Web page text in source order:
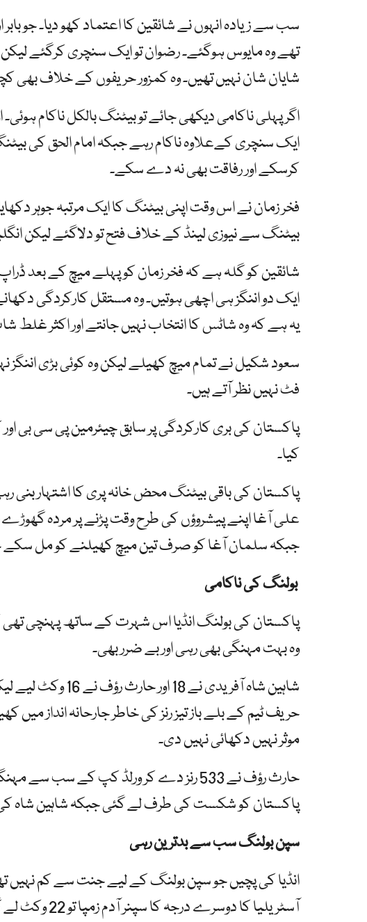
سب سے زیادہ انہوں نے شائقین کا اعتماد کھو دیا۔ جو
تھے وہ مایوس ہوگئے۔ رضوان تو ایک سنچری کرگئے
شایان شان نہیں تھیں۔ وہ کمزور حریفوں کے خلاف بھی
اگر پہلی ناکامی دیکھی جائے تو بیٹنگ بالکل ناکام
ایک سنچری کےعلاوہ ناکام رہے جبکہ امام الحق کی
کرسکے اور رفاقت بھی نہ دے سکے۔
فخر زمان نے اس وقت اپنی بیٹنگ کا ایک مرتبہ جوہر
بیٹنگ سے نیوزی لینڈ کے خلاف فتح تو دلاگئے لیکن
شائقین کو گلہ ہے کہ فخر زمان کو پہلے میچ کے بعد
ایک دو اننگز ہی اچھی ہوتیں۔ وہ مستقل کارکردگی
یہ ہے کہ وہ شاٹس کا انتخاب نہیں جانتے اور اکثر غلط
سعود شکیل نے تمام میچ کھیلے لیکن وہ کوئی بڑی
فٹ نہیں نظر آتے ہیں۔
پاکستان کی بری کارکردگی پر سابق چیئرمین پی سی بی
کیا۔
پاکستان کی باقی بیٹنگ محض خانہ پری کا اشتہار بنی
علی آغا اپنے پیشروؤں کی طرح وقت پڑنے پر مردہ
جبکہ سلمان آغا کو صرف تین میچ کھیلنے کو مل
بولنگ کی ناکامی
پاکستان کی بولنگ انڈیا اس شہرت کے ساتھ پہنچی
وہ بہت مہنگی بھی رہی اور بے ضرر بھی۔
شاہین شاہ آفریدی
حریف ٹیم کے بلے باز تیز رنز کی خاطر جارحانہ انداز
موثر نہیں دکھائی نہیں دی۔
حارث رؤف نے 533 رنز دے کر ورلڈ کپ کے سب
پاکستان کو شکست کی طرف لے گئی جبکہ شاہین شاہ
سپن بولنگ سب سے بدترین رہی
انڈیا کی پچیں جو سپن بولنگ کے لیے جنت سے کم نہیں